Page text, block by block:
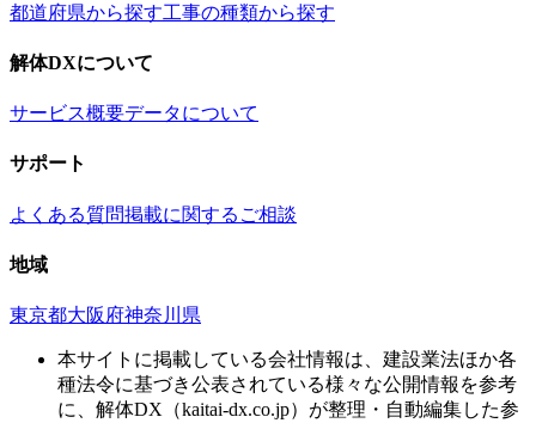
都道府県から探す工事の種類から探す
解体DXについて
サービス概要データについて
サポート
よくある質問掲載に関するご相談
地域
東京都大阪府神奈川県
本サイトに掲載している会社情報は、建設業法ほか各
種法令に基づき公表されている様々な公開情報を参考
に、解体DX（kaitai-dx.co.jp）が整理・自動編集した参